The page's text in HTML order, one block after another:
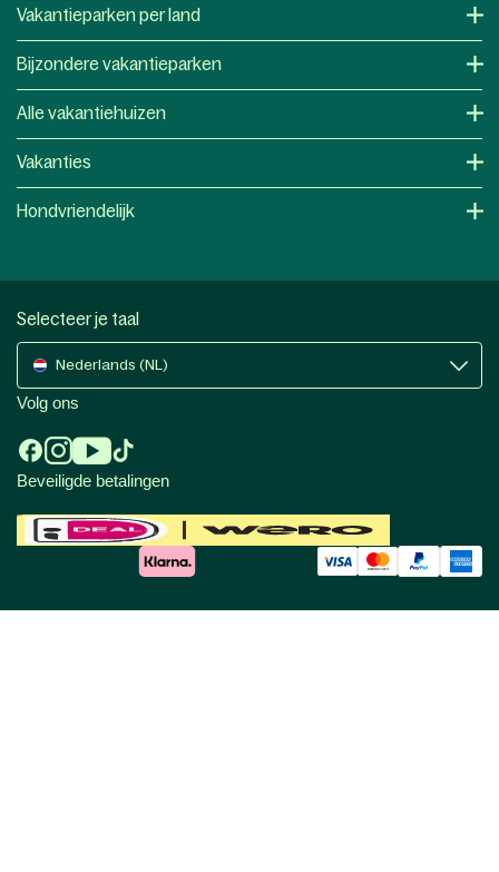
Vakantieparken per land
Bijzondere vakantieparken
Alle vakantiehuizen
Vakanties
Hondvriendelijk
Selecteer je taal
Nederlands (NL)
Volg ons
Beveiligde betalingen